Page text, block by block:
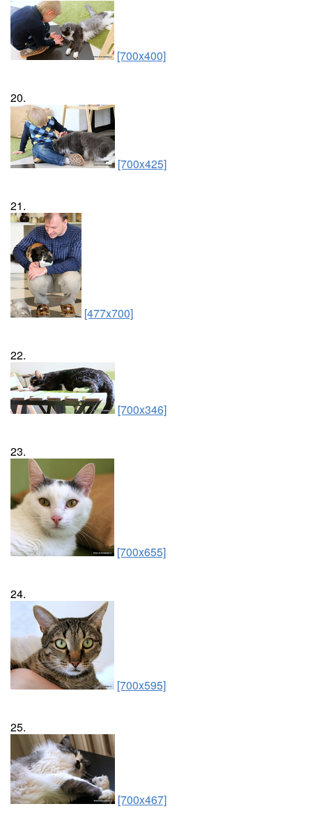
[700x400]
20.
[700x425]
21.
[477x700]
22.
[700x346]
23.
[700x655]
24.
[700x595]
25.
[700x467]